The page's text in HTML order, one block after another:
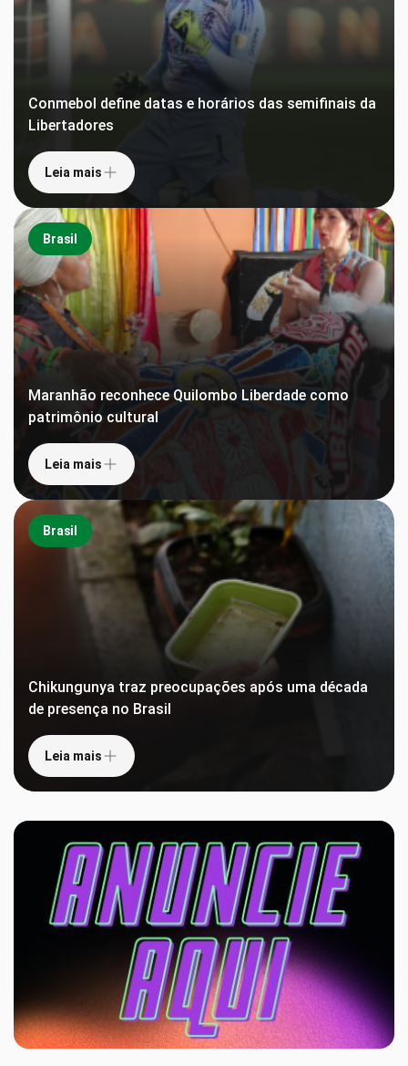
Conmebol define datas e horários das semifinais da
Libertadores
Leia mais
Brasil
Maranhão reconhece Quilombo Liberdade como
patrimônio cultural
Leia mais
Brasil
Chikungunya traz preocupações após uma década
de presença no Brasil
Leia mais